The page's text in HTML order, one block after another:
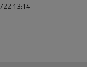
22 13:14